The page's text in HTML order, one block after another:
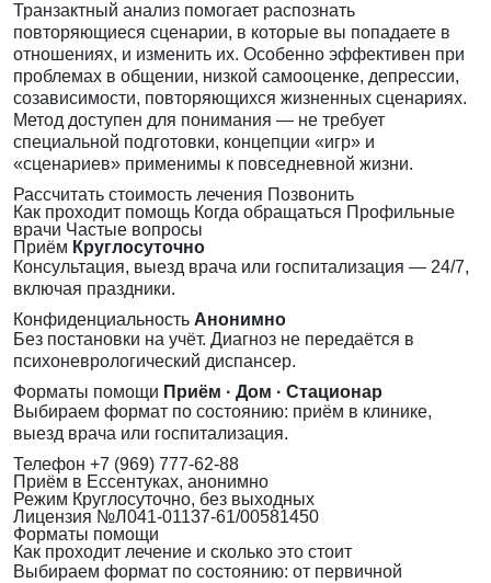
Транзактный анализ помогает распознать
повторяющиеся сценарии, в которые вы попадаете в
отношениях, и изменить их. Особенно эффективен при
проблемах в общении, низкой самооценке, депрессии,
созависимости, повторяющихся жизненных сценариях.
Метод доступен для понимания — не требует
специальной подготовки, концепции «игр» и
«сценариев» применимы к повседневной жизни.
Рассчитать стоимость лечения Позвонить
Как проходит помощь Когда обращаться Профильные
врачи Частые вопросы
Приём Круглосуточно
Консультация, выезд врача или госпитализация — 24/7,
включая праздники.
Конфиденциальность Анонимно
Без постановки на учёт. Диагноз не передаётся в
психоневрологический диспансер.
Форматы помощи Приём · Дом · Стационар
Выбираем формат по состоянию: приём в клинике,
выезд врача или госпитализация.
Телефон +7 (969) 777-62-88
Приём в Ессентуках, анонимно
Режим Круглосуточно, без выходных
Лицензия №Л041-01137-61/00581450
Форматы помощи
Как проходит лечение и сколько это стоит
Выбираем формат по состоянию: от первичной